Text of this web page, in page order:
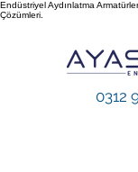
Endüstriyel Aydınlatma
Çözümleri.
0312